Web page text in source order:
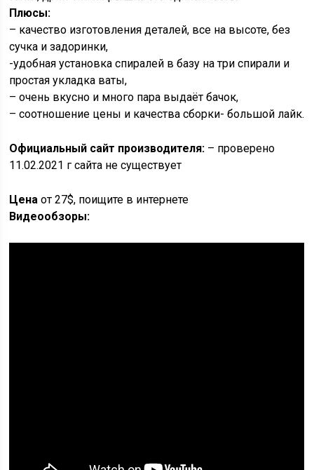
Плюсы:
– качество изготовления деталей, все на высоте, без
сучка и задоринки,
-удобная установка спиралей в базу на три спирали и
простая укладка ваты,
– очень вкусно и много пара выдаёт бачок,
– соотношение цены и качества сборки- большой лайк.
Официальный сайт производителя: – проверено
11.02.2021 г сайта не существует
Ценаот 27$, поищите в интернете
Видеообзоры: